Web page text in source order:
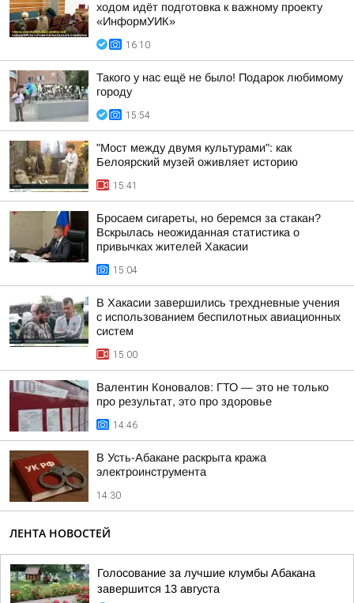
ходом идёт подготовка к важному проекту
«ИнформУИК»
16:10
Такого у нас ещё не было! Подарок любимому
городу
15:54
"Мост между двумя культурами": как
Белоярский музей оживляет историю
15:41
Бросаем сигареты, но беремся за стакан?
Вскрылась неожиданная статистика о
привычках жителей Хакасии
15:04
В Хакасии завершились трехдневные учения
с использованием беспилотных авиационных
систем
15:00
Валентин Коновалов: ГТО — это не только
про результат, это про здоровье
14:46
В Усть-Абакане раскрыта кража
электроинструмента
14:30
ЛЕНТА НОВОСТЕЙ
Голосование за лучшие клумбы Абакана
завершится 13 августа